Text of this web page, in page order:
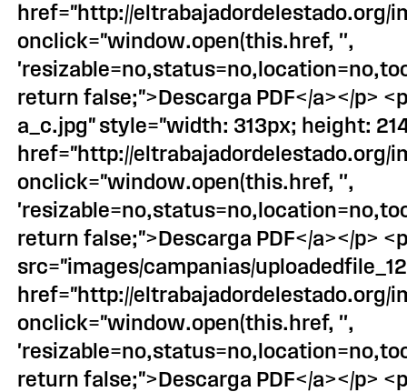
href="http://eltrabajadordelestado.org/
onclick="window.open(this.href, '',
return false;">Descarga PDF</a></p>
a_c.jpg" style="width: 313px; height:
href="http://eltrabajadordelestado.org/
onclick="window.open(this.href, '',
return false;">Descarga PDF</a></p>
src="images/campanias/
href="http://eltrabajadordelestado.org/
onclick="window.open(this.href, '',
return false;">Descarga PDF</a></p>